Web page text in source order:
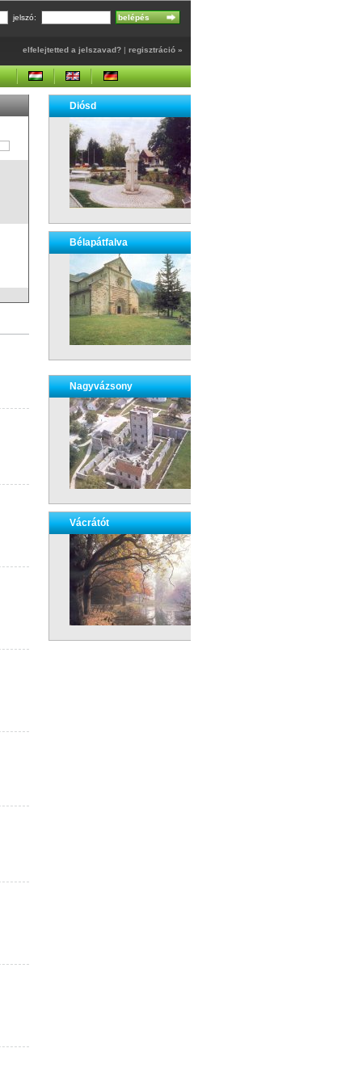
jelszó:
elfelejtetted a jelszavad? | regisztráció »
Diósd
Bélapátfalva
Nagyvázsony
Vácrátót